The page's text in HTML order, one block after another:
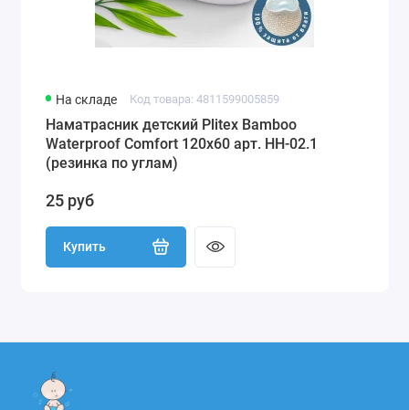
На складе Код товара: 4811599005859
Наматрасник детский Plitex Bamboo
Waterproof Comfort 120х60 арт. НН-02.1
(резинка по углам)
25 руб
Купить